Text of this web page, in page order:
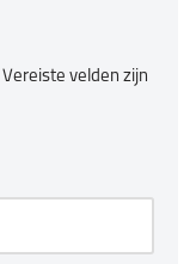
Vereiste velden zijn